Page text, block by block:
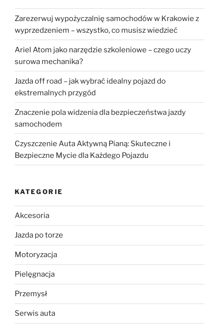
Zarezerwuj wypożyczalnię samochodów w Krakowie z
wyprzedzeniem – wszystko, co musisz wiedzieć
Ariel Atom jako narzędzie szkoleniowe – czego uczy
surowa mechanika?
Jazda off road – jak wybrać idealny pojazd do
ekstremalnych przygód
Znaczenie pola widzenia dla bezpieczeństwa jazdy
samochodem
Czyszczenie Auta Aktywną Pianą: Skuteczne i
Bezpieczne Mycie dla Każdego Pojazdu
KATEGORIE
Akcesoria
Jazda po torze
Motoryzacja
Pielęgnacja
Przemysł
Serwis auta